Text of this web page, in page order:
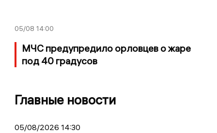
05/08 14:00
МЧС предупредило орловцев о жаре
под 40 градусов
Главные новости
05/08/2026 14:30